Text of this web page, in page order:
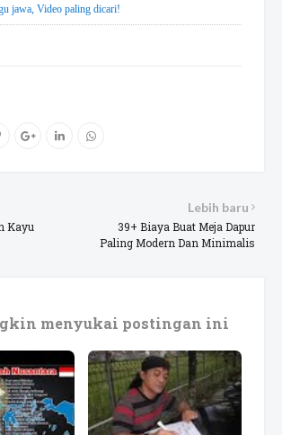
jawa, Video paling dicari!
Lebih baru
39+ Biaya Buat Meja Dapur
Paling Modern Dan Minimalis
Kayu
menyukai postingan ini